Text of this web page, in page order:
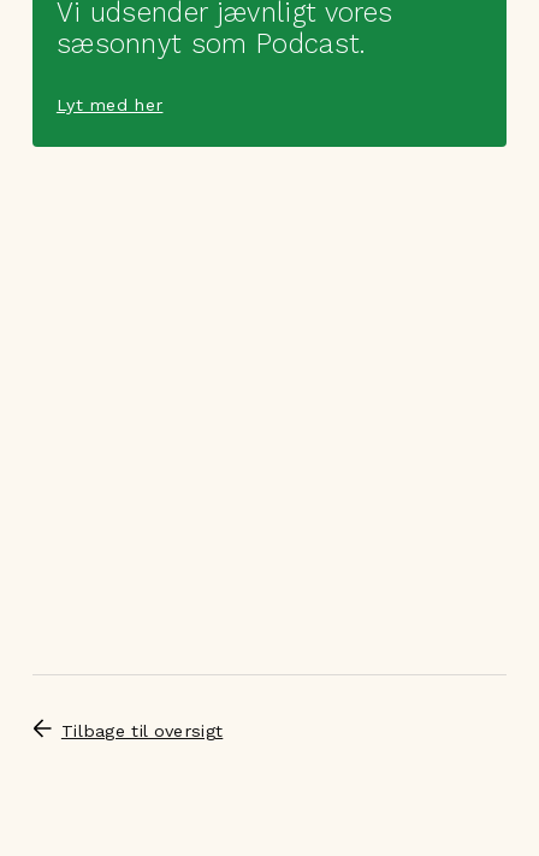
Vi udsender jævnligt vores
sæsonnyt som Podcast.
Lyt med her
Tilbage til oversigt